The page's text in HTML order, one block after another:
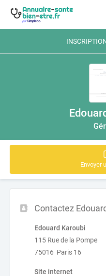
Envoyer
Contactez
Edouard Karoubi
115 Rue de la Pompe
75016 Paris 16
Site internet